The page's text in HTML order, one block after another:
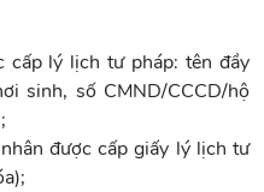
lý lịch tư pháp: tên đầy
sinh, số CMND/CCCD/hộ
được cấp giấy lý lịch tư